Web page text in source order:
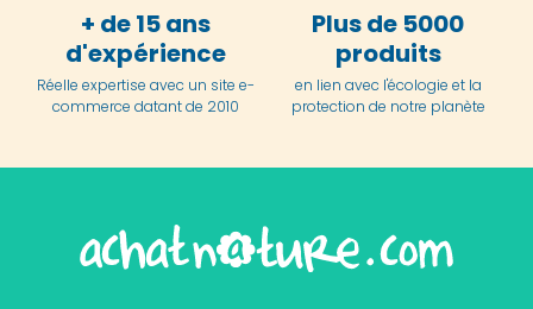
+ de 15 ans
d'expérience
Réelle expertise avec un site e-
commerce datant de 2010
Plus de 5000
produits
en lien avec l'écologie et la
protection de notre planète